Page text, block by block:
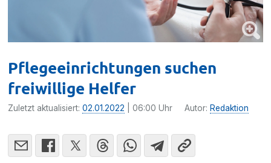
Pflegeeinrichtungen suchen
freiwillige Helfer
Zuletzt aktualisiert:02.01.2022 | 06:00 Uhr Autor: Redaktion